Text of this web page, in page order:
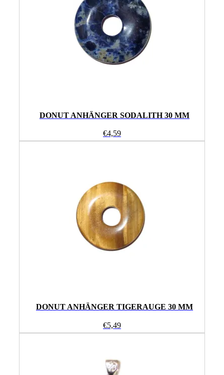
DONUT ANHÄNGER SODALITH 30 MM
€4,59
DONUT ANHÄNGER TIGERAUGE 30 MM
€5,49